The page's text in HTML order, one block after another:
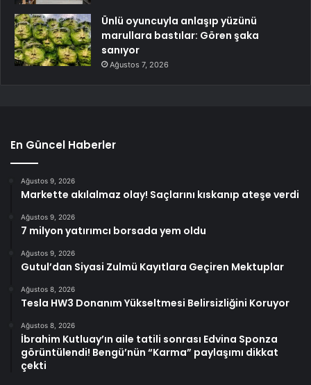
Ünlü oyuncuyla anlaşıp yüzünü
marullara bastılar: Gören şaka
sanıyor
Ağustos 7, 2026
En Güncel Haberler
Ağustos 9, 2026
Markette akılalmaz olay! Saçlarını kıskanıp ateşe verdi
Ağustos 9, 2026
7 milyon yatırımcı borsada yem oldu
Ağustos 9, 2026
Gutul’dan Siyasi Zulmü Kayıtlara Geçiren Mektuplar
Ağustos 8, 2026
Tesla HW3 Donanım Yükseltmesi Belirsizliğini Koruyor
Ağustos 8, 2026
İbrahim Kutluay’ın aile tatili sonrası Edvina Sponza
görüntülendi! Bengü’nün “Karma” paylaşımı dikkat
çekti